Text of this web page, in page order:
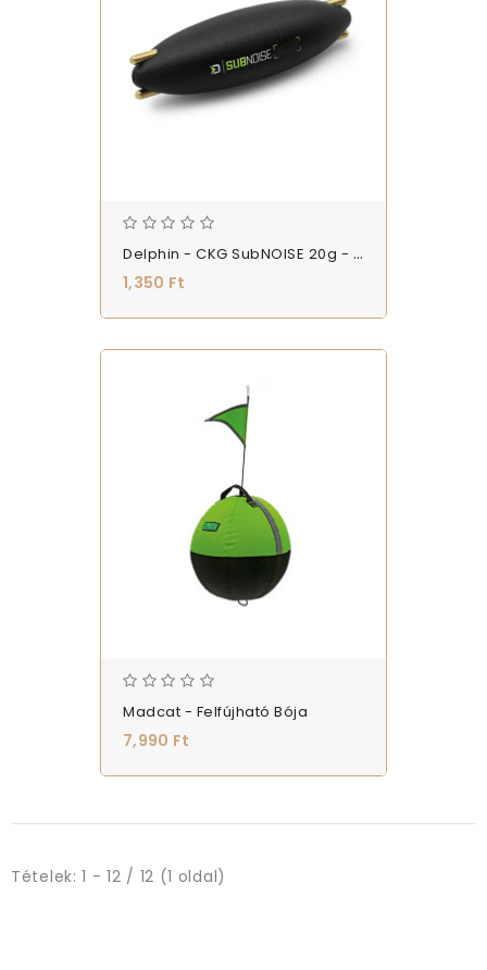
Delphin - CKG SubNOISE 20g - Vízalatti Úszó - (101002879)
1,350 Ft
Madcat - Felfújható Bója
7,990 Ft
Tételek: 1 - 12 / 12 (1 oldal)